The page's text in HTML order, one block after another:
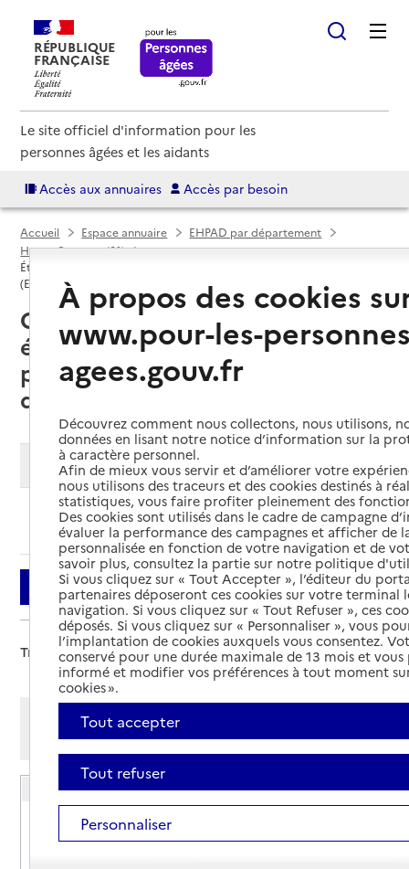
RÉPUBLIQUE
FRANÇAISE
Le site officiel d'information pour les
personnes âgées et les aidants
Accès aux annuaires Accès par besoin
Accueil Espace annuaire
EHPAD par département
Haute-Garonne (31)
Établissement d'hébergement pour personnes âgées dépendantes
(EHPAD)
Colomiers (31770) : liste des 3
établissements d'hébergement
pour personnes âgées
dépendantes (EHPAD)
Modifier ma recherche
Ajouter cette recherche aux favoris
Filtrer
Trier par :
Afficher les résultats par:
Mode liste
Mode carte
EHPAD Résidence Émeraude Anne Laffont
Adresse
2 avenue du Louron
31770-Colomiers
À propos des cookies
www.pour-les-
agees.gouv.fr
Découvrez comment nous collectons, nous utilisons,
données en lisant notre notice d’information sur la
à caractère personnel.
Afin de mieux vous servir et d’améliorer votre
nous utilisons des traceurs et des cookies destinés à
statistiques, vous faire profiter pleinement des
Des cookies sont utilisés dans le cadre de campagne
évaluer la performance des campagnes et afficher de
personnalisée en fonction de votre navigation et de
savoir plus, consultez la partie sur notre politique
Si vous cliquez sur « Tout Accepter », l’éditeur du
partenaires déposeront ces cookies sur votre terminal
navigation. Si vous cliquez sur « Tout Refuser », ces
déposés. Si vous cliquez sur « Personnaliser », vous
l’implantation de cookies auxquels vous consentez.
conservé pour une durée maximale de 13 mois et
informé et modifier vos préférences à tout moment
cookies ».
Tout accepter
Tout refuser
Personnaliser